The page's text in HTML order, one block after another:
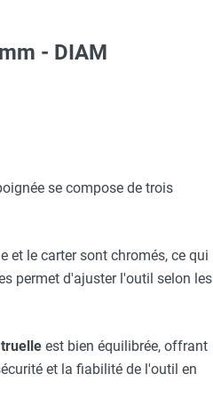
- DIAM
se compose de trois
et le carter sont chromés, ce qui
permet d'ajuster l'outil selon les
truelle est bien équilibrée, offrant
et la fiabilité de l'outil en